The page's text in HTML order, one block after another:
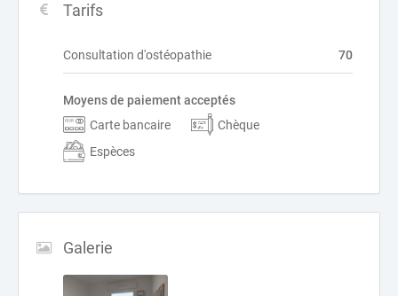
Tarifs
Consultation d'ostéopathie 70
Moyens de paiement acceptés
Carte bancaire
Chèque
Espèces
Galerie